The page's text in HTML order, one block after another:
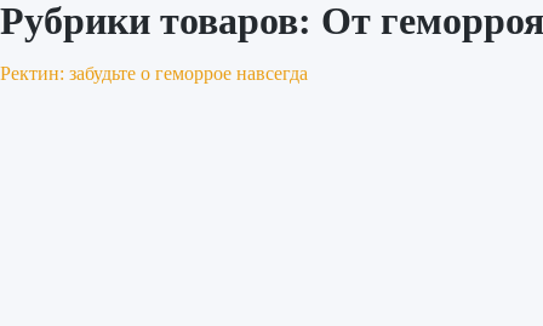
Рубрики товаров: От геморроя
Ректин: забудьте о геморрое навсегда